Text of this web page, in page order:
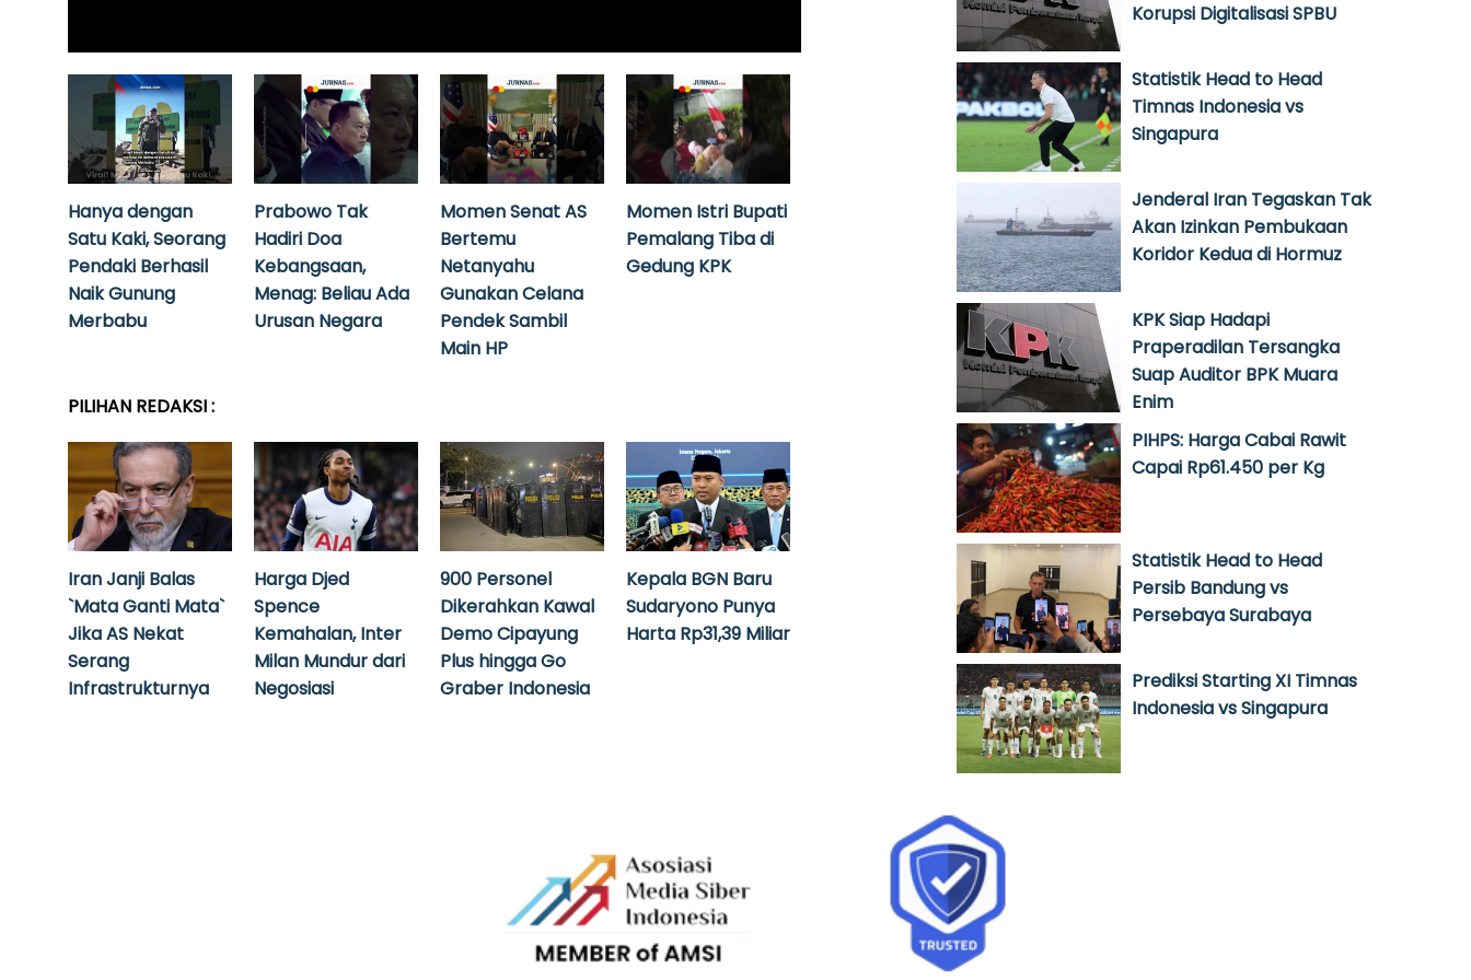
Hanya dengan
Satu Kaki, Seorang
Pendaki Berhasil
Naik Gunung
Merbabu
Prabowo Tak
Hadiri Doa
Kebangsaan,
Menag: Beliau Ada
Urusan Negara
Momen Senat AS
Bertemu
Netanyahu
Gunakan Celana
Pendek Sambil
Main HP
Momen Istri Bupati
Pemalang Tiba di
Gedung KPK
PILIHAN REDAKSI :
Iran Janji Balas
`Mata Ganti Mata`
Jika AS Nekat
Serang
Infrastrukturnya
Harga Djed
Spence
Kemahalan, Inter
Milan Mundur dari
Negosiasi
900 Personel
Dikerahkan Kawal
Demo Cipayung
Plus hingga Go
Graber Indonesia
Kepala BGN Baru
Sudaryono Punya
Harta Rp31,39 Miliar
Korupsi Digitalisasi SPBU
Statistik Head to Head
Timnas Indonesia vs
Singapura
Jenderal Iran Tegaskan Tak
Akan Izinkan Pembukaan
Koridor Kedua di Hormuz
KPK Siap Hadapi
Praperadilan Tersangka
Suap Auditor BPK Muara
Enim
PIHPS: Harga Cabai Rawit
Capai Rp61.450 per Kg
Statistik Head to Head
Persib Bandung vs
Persebaya Surabaya
Prediksi Starting XI Timnas
Indonesia vs Singapura